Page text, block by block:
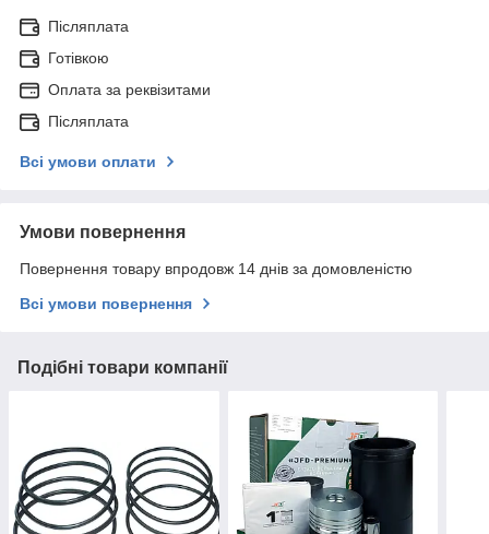
Післяплата
Готівкою
Оплата за реквізитами
Післяплата
Всі умови оплати
Умови повернення
Повернення товару впродовж 14 днів за домовленістю
Всі умови повернення
Подібні товари компанії